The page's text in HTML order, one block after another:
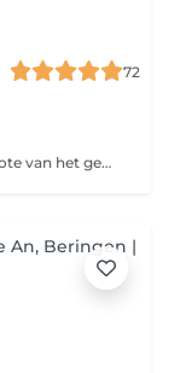
72
De werktijd & de prijs is afhankelijk van de grote van het gewenste ontwerp.